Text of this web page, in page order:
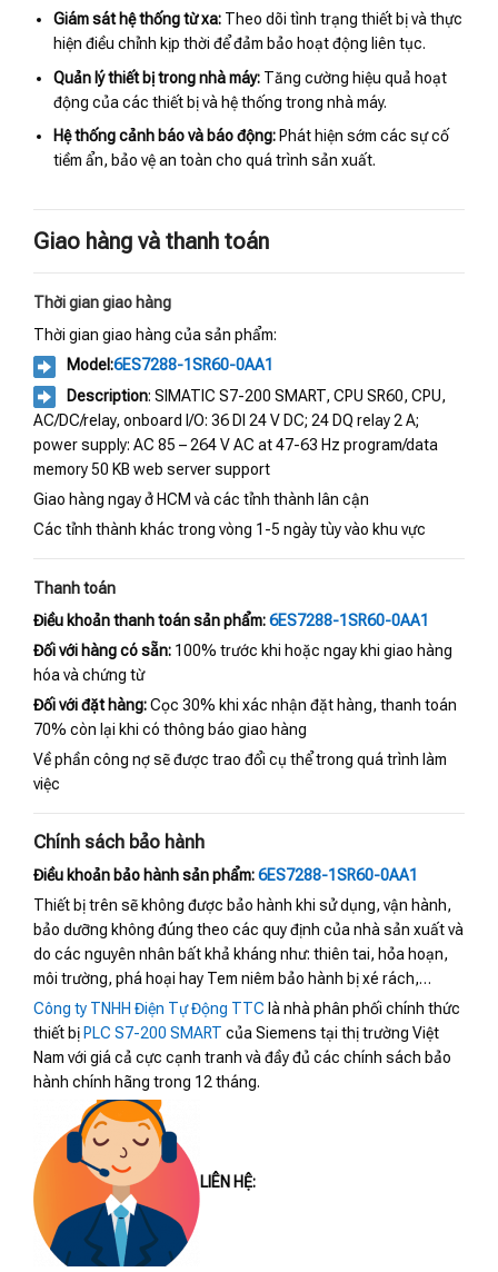
Giám sát hệ thống từ xa: Theo dõi tình trạng thiết bị và thực
hiện điều chỉnh kịp thời để đảm bảo hoạt động liên tục.
Quản lý thiết bị trong nhà máy: Tăng cường hiệu quả hoạt
động của các thiết bị và hệ thống trong nhà máy.
Hệ thống cảnh báo và báo động: Phát hiện sớm các sự cố
tiềm ẩn, bảo vệ an toàn cho quá trình sản xuất.
Giao hàng và thanh toán
Thời gian giao hàng
Thời gian giao hàng của sản phẩm:
Model:6ES7288-1SR60-0AA1
Description: SIMATIC S7-200 SMART, CPU SR60, CPU,
AC/DC/relay, onboard I/O: 36 DI 24 V DC; 24 DQ relay 2 A;
power supply: AC 85 – 264 V AC at 47-63 Hz program/data
memory 50 KB web server support
Giao hàng ngay ở HCM và các tỉnh thành lân cận
Các tỉnh thành khác trong vòng 1-5 ngày tùy vào khu vực
Thanh toán
Điều khoản thanh toán sản phẩm:6ES7288-1SR60-0AA1
Đối với hàng có sẵn: 100% trước khi hoặc ngay khi giao hàng
hóa và chứng từ
Đối với đặt hàng:Cọc 30% khi xác nhận đặt hàng, thanh toán
70% còn lại khi có thông báo giao hàng
Về phần công nợ sẽ được trao đổi cụ thể trong quá trình làm
việc
Chính sách bảo hành
Điều khoản bảo hành sản phẩm:6ES7288-1SR60-0AA1
Thiết bị trên sẽ không được bảo hành khi sử dụng, vận hành,
bảo dưỡng không đúng theo các quy định của nhà sản xuất và
do các nguyên nhân bất khả kháng như: thiên tai, hỏa hoạn,
môi trường, phá hoại hay Tem niêm bảo hành bị xé rách,…
Công ty TNHH Điện Tự Động TTC là nhà phân phối chính thức
thiết bị PLC S7-200 SMART của Siemens tại thị trường Việt
Nam với giá cả cực cạnh tranh và đầy đủ các chính sách bảo
hành chính hãng trong 12 tháng.
LIÊN HỆ: